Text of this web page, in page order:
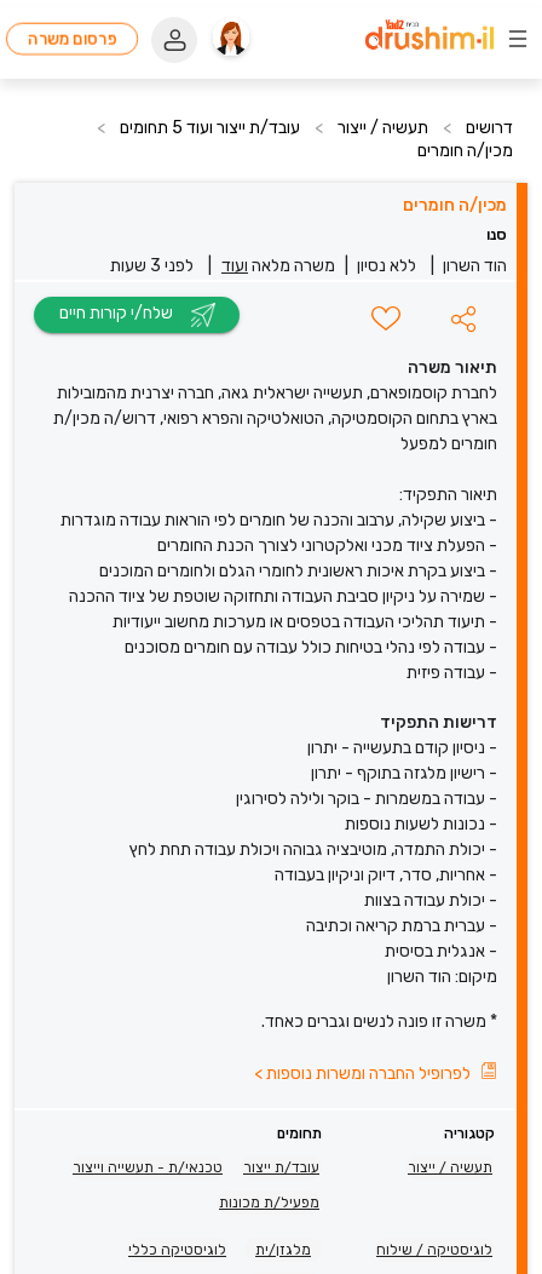
פרסום משרה
דרושים > תעשיה / ייצור > עובד/ת ייצור ועוד 5 תחומים
>
מכין/ה חומרים
מכין/ה חומרים
סנו
הוד השרון ללא נסיון משרה מלאה ועוד לפני 3 שעות
תיאור משרה
לחברת קוסמופארם, תעשייה ישראלית גאה, חברה יצרנית מהמובילות
בארץ בתחום הקוסמטיקה, הטואלטיקה והפרא רפואי, דרוש/ה מכין/ת
חומרים למפעל
תיאור התפקיד:
- ביצוע שקילה, ערבוב והכנה של חומרים לפי הוראות עבודה מוגדרות
- הפעלת ציוד מכני ואלקטרוני לצורך הכנת החומרים
- ביצוע בקרת איכות ראשונית לחומרי הגלם ולחומרים המוכנים
- שמירה על ניקיון סביבת העבודה ותחזוקה שוטפת של ציוד ההכנה
- תיעוד תהליכי העבודה בטפסים או מערכות מחשוב ייעודיות
- עבודה לפי נהלי בטיחות כולל עבודה עם חומרים מסוכנים
- עבודה פיזית
דרישות התפקיד
- ניסיון קודם בתעשייה - יתרון
- רישיון מלגזה בתוקף - יתרון
- עבודה במשמרות - בוקר ולילה לסירוגין
- נכונות לשעות נוספות
- יכולת התמדה, מוטיבציה גבוהה ויכולת עבודה תחת לחץ
- אחריות, סדר, דיוק וניקיון בעבודה
- יכולת עבודה בצוות
- עברית ברמת קריאה וכתיבה
- אנגלית בסיסית
מיקום: הוד השרון
* משרה זו פונה לנשים וגברים כאחד.
לפרופיל החברה ומשרות נוספות>
קטגוריה
תחומים
תעשיה / ייצור
עובד/ת ייצור טכנאי/ת - תעשייה וייצור
מפעיל/ת מכונות
לוגיסטיקה / שילוח מלגזן/ית לוגיסטיקה כללי